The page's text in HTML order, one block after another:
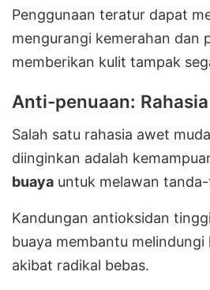
Penggunaan teratur dapat
mengurangi kemerahan dan
memberikan kulit tampak
Anti-penuaan:
Salah satu rahasia awet
diinginkan adalah
buaya untuk melawan
Kandungan antioksidan
buaya membantu
akibat radikal bebas.